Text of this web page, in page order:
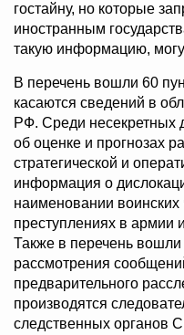
гостайну, но которые
иностранным
такую информацию,
В перечень вошли 60
касаются сведений в
РФ. Среди несекретных
об оценке и прогнозах
стратегической и
информация о
наименовании воинских
преступлениях в армии
Также в перечень вошли
рассмотрения
предварительного
производятся
следственных органов